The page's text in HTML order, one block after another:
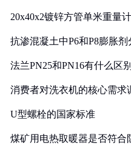
20x40x2镀锌方管单米重量
抗渗混凝土中P6和P8膨胀
法兰PN25和PN16有什么区别
消费者对洗衣机的核心需求
U型螺栓的国家标准
煤矿用电热取暖器是否符合